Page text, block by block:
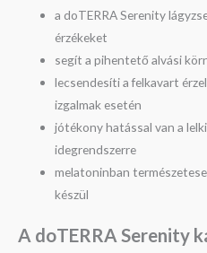
a doTERRA Serenity
érzékeket
segít a pihentető alvási
lecsendesíti a felkavart
izgalmak esetén
jótékony hatással van a
idegrendszerre
melatoninban
készül
A doTERRA Serenity